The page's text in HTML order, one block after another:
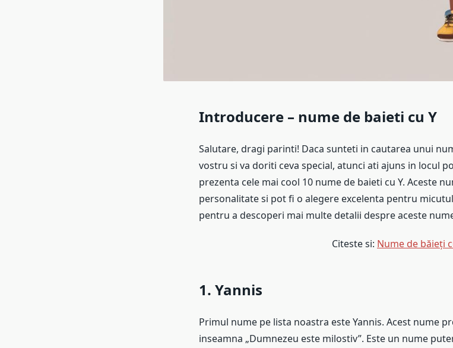
Introducere – nume de baieti cu Y
Salutare, dragi parinti! Daca sunteti in cautarea unui
vostru si va doriti ceva special, atunci ati ajuns in locul
prezenta cele mai cool 10 nume de baieti cu Y. Aceste
personalitate si pot fi o alegere excelenta pentru
pentru a descoperi mai multe detalii despre aceste
Citeste si: Nume de băieți
1. Yannis
Primul nume pe lista noastra este Yannis. Acest nume
inseamna „Dumnezeu este milostiv”. Este un nume